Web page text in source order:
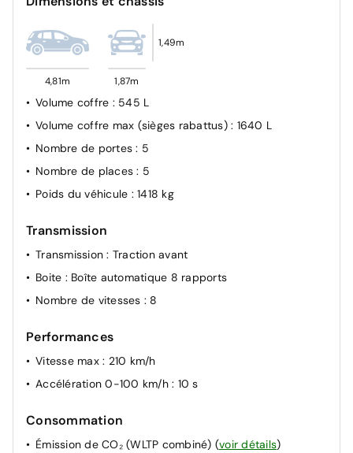
4,81m 1,87m
1,49m
Volume coffre : 545 L
Volume coffre max (sièges rabattus) : 1640 L
Nombre de portes: 5
Nombre de places: 5
Poids du véhicule : 1418 kg
Transmission
Transmission: Traction avant
Boite : Boîte automatique 8 rapports
Nombre de vitesses : 8
Performances
Vitesse max : 210 km/h
Accélération 0-100 km/h : 10 s
Consommation
Émission de CO₂ (WLTP combiné) (voir détails)